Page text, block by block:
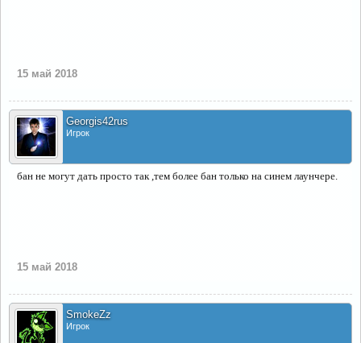
15 май 2018
Georgis42rus
Игрок
бан не могут дать просто так ,тем более бан только на синем лаунчере.
15 май 2018
SmokeZz
Игрок